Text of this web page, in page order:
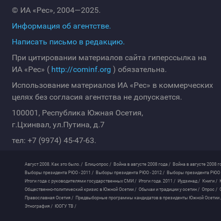
© ИА «Рес», 2004—2025.
Информация об агентстве.
Написать письмо в редакцию.
При цитировании материалов сайта гиперссылка на
ИА «Рес» ( http://cominf.org ) обязательна.
Использование материалов ИА «Рес» в коммерческих
целях без согласия агентства не допускается.
100001, Республика Южная Осетия,
г.Цхинвал, ул.Путина, д.7
тел: +7 (9974) 45-47-63.
Август 2008. Как это было. / Блиц-опрос / Война в августе 2008 года / Война в августе 2008
Выборы президента РЮО - 2011 / Выборы президента РЮО - 2012 / Выборы президента РЮО
Итоги года с руководителями государственных СМИ / Итоги года. 2011 / Иудзинад / Книги /
Общественно-политический кризис в Южной Осетии / Обычаи и традиции у осетин / Опрос /
Православная Осетия / Предвыборные программы кандидатов в президенты Южной Осетии
Этнография / ЮОГУ ТВ /